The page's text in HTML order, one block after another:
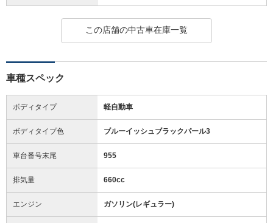
この店舗の中古車在庫一覧
車種スペック
ボディタイプ 軽自動車
ボディタイプ色 ブルーイッシュブラックパール3
車台番号末尾 955
排気量 660cc
エンジン ガソリン(レギュラー)